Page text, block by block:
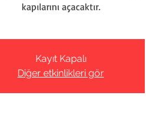
kapılarını açacaktır.
Kayıt Kapalı
Diğer etkinlikleri gör